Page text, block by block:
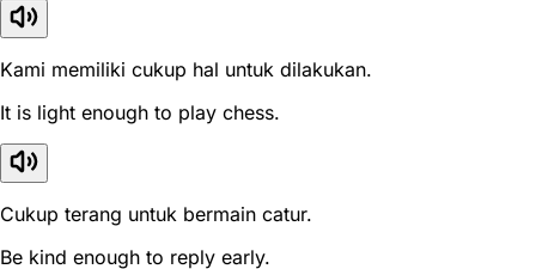
Kami memiliki cukup hal untuk dilakukan.
It is light enough to play chess.
Cukup terang untuk bermain catur.
Be kind enough to reply early.